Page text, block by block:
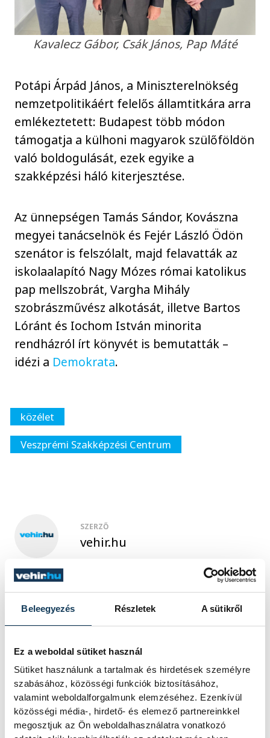
Beleegyezés Részletek A sütikről
Ez a weboldal sütiket használ
Sütiket használunk a tartalmak és hirdetések személyre
szabásához, közösségi funkciók biztosításához,
valamint weboldalforgalmunk elemzéséhez. Ezenkívül
közösségi média-, hirdető- és elemező partnereinkkel
megosztjuk az Ön weboldalhasználatra vonatkozó
Kavalecz Gábor, Csák János, Pap Máté
Potápi Árpád János, a Miniszterelnökség
nemzetpolitikáért felelős államtitkára arra
emlékeztetett: Budapest több módon
támogatja a külhoni magyarok szülőföldön
való boldogulását, ezek egyike a
szakképzési háló kiterjesztése.
Az ünnepségen Tamás Sándor, Kovászna
megyei tanácselnök és Fejér László Ödön
szenátor is felszólalt, majd felavatták az
iskolaalapító Nagy Mózes római katolikus
pap mellszobrát, Vargha Mihály
szobrászművész alkotását, illetve Bartos
Lóránt és Iochom István minorita
rendházról írt könyvét is bemutatták –
idézi a Demokrata.
közélet
Veszprémi Szakképzési Centrum
SZERZŐ
vehir.hu